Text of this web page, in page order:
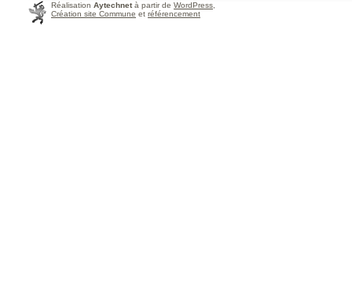
Réalisation Aytechnetà partir de WordPress
Création site Commune et référencement